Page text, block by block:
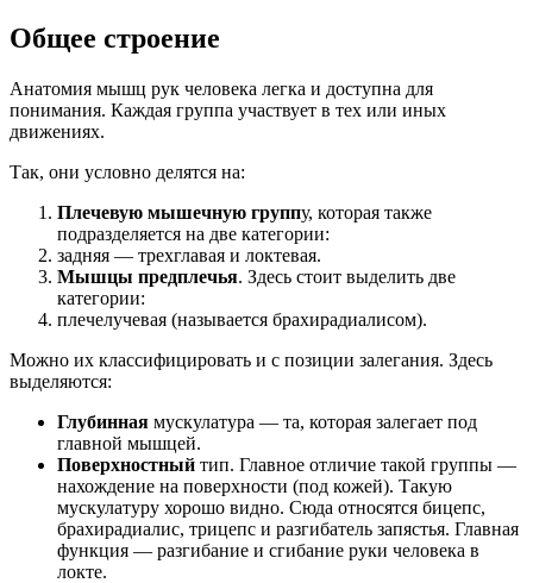
Общее строение
Анатомия мышц рук человека легка и доступна для
понимания. Каждая группа участвует в тех или иных
движениях.
Так, они условно делятся на:
Плечевую мышечную группу, которая также
подразделяется на две категории:
задняя — трехглавая и локтевая.
Мышцы предплечья. Здесь стоит выделить две
категории:
плечелучевая (называется брахирадиалисом).
Можно их классифицировать и с позиции залегания. Здесь
выделяются:
Глубинная мускулатура — та, которая залегает под
главной мышцей.
Поверхностный тип. Главное отличие такой группы —
нахождение на поверхности (под кожей). Такую
мускулатуру хорошо видно. Сюда относятся бицепс,
брахирадиалис, трицепс и разгибатель запястья. Главная
функция — разгибание и сгибание руки человека в
локте.